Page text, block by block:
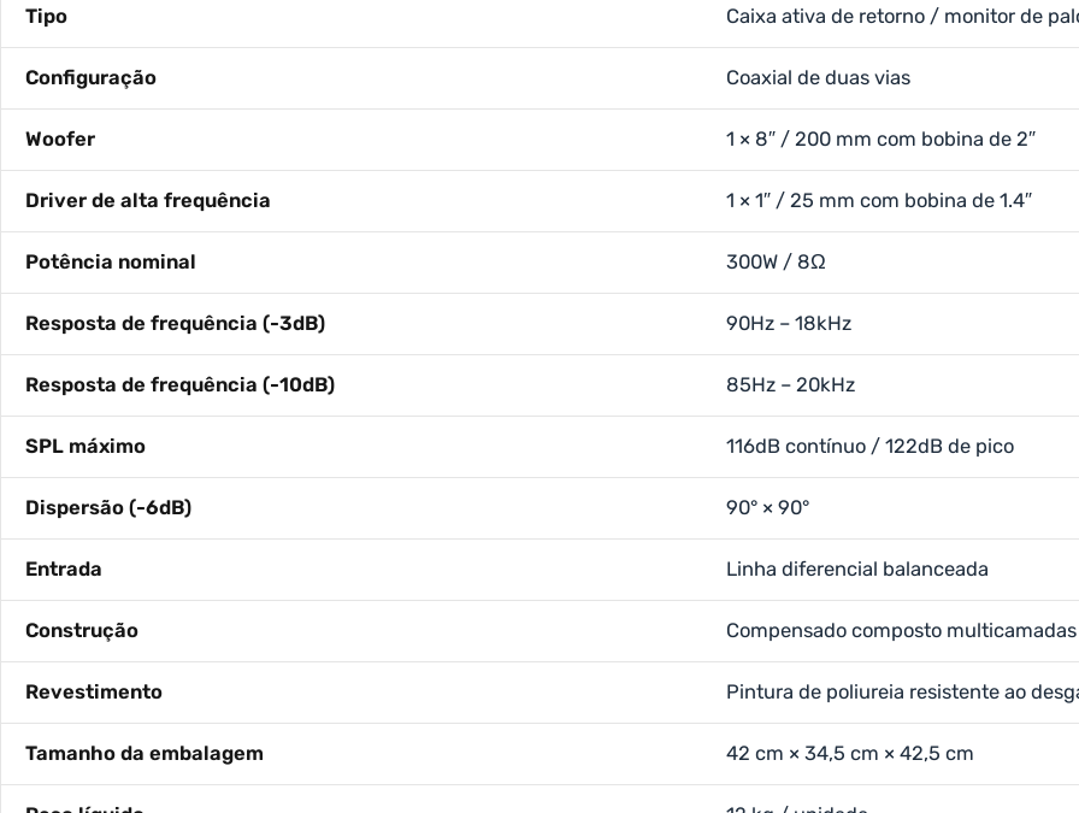
Tipo Caixa ativa de retorno / monitor de
Configuração Coaxial de duas vias
Woofer 1 × 8″ / 200 mm com bobina de 2″
Driver de alta frequência 1 × 1″ / 25 mm com bobina de 1.4″
Potência nominal 300W / 8Ω
Resposta de frequência (-3dB) 90Hz – 18kHz
Resposta de frequência (-10dB) 85Hz – 20kHz
SPL máximo 116dB contínuo / 122dB de pico
Dispersão (-6dB) 90° × 90°
Entrada Linha diferencial balanceada
Construção Compensado composto multicamadas
Revestimento Pintura de poliureia resistente ao
Tamanho da embalagem 42 cm × 34,5 cm × 42,5 cm